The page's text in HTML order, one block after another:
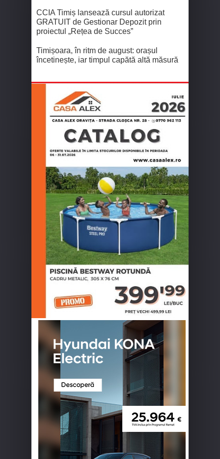
CCIA Timiș lansează cursul autorizat
GRATUIT de Gestionar Depozit prin
proiectul „Rețea de Succes”
Timișoara, în ritm de august: orașul
încetinește, iar timpul capătă altă măsură